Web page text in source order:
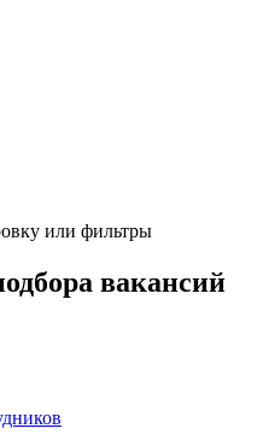
или фильтры
вакансий